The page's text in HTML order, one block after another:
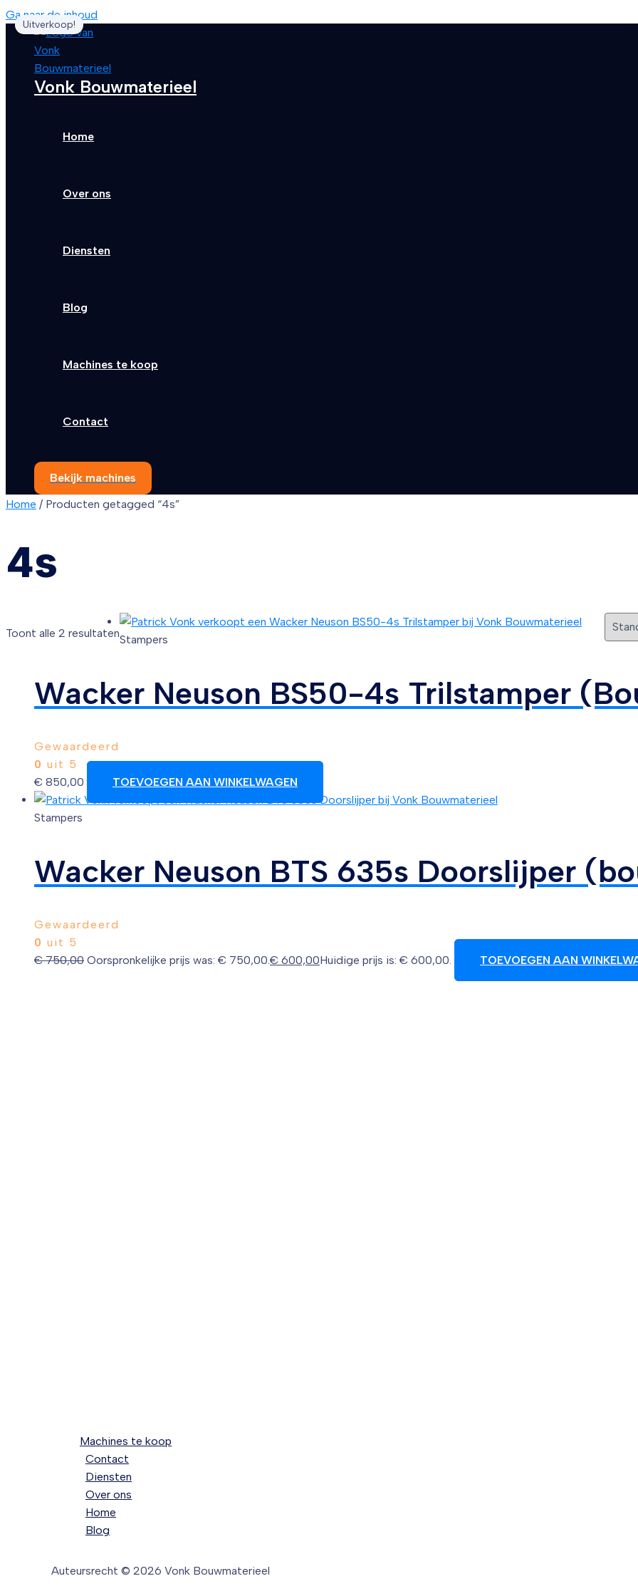
Ga naar de inhoud
Vonk Bouwmaterieel
Home
Over ons
Diensten
Blog
Machines te koop
Contact
Bekijk machines
Home / Producten getagged “4s”
4s
Toont alle 2 resultatenStampers
Wacker Neuson BS50-4s Trilstamper
Gewaardeerd
0 uit 5
€ 850,00 TOEVOEGEN AAN WINKELWAGEN
Uitverkoop!
Stampers
Wacker Neuson BTS 635s Doorslijper
Gewaardeerd
0 uit 5
€750,00 Oorspronkelijke prijs was: € 750,00.€ 600,00Huidige prijs is: € 600,00. TOEVOEGEN AAN
Machines te koop
Contact
Diensten
Over ons
Home
Blog
Auteursrecht © 2026 Vonk Bouwmaterieel